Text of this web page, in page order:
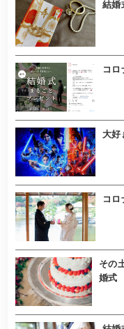
結婚
コ
大好
コ
その
婚式